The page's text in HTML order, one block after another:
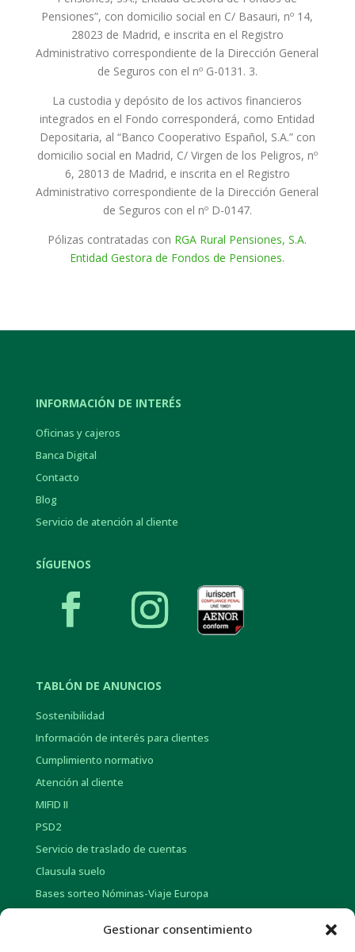
Gestionar consentimiento
Pensiones”, con domicilio social en C/ Basauri, nº 14,
28023 de Madrid, e inscrita en el Registro
Administrativo correspondiente de la Dirección General
de Seguros con el nº G-0131. 3.
La custodia y depósito de los activos financieros
integrados en el Fondo corresponderá, como Entidad
Depositaria, al “Banco Cooperativo Español, S.A.” con
domicilio social en Madrid, C/ Virgen de los Peligros, nº
6, 28013 de Madrid, e inscrita en el Registro
Administrativo correspondiente de la Dirección General
de Seguros con el nº D-0147.
Pólizas contratadas con RGA Rural Pensiones, S.A.
Entidad Gestora de Fondos de Pensiones.
INFORMACIÓN DE INTERÉS
Oficinas y cajeros
Banca Digital
Contacto
Blog
Servicio de atención al cliente
SÍGUENOS
TABLÓN DE ANUNCIOS
Sostenibilidad
Información de interés para clientes
Cumplimiento normativo
Atención al cliente
MIFID II
PSD2
Servicio de traslado de cuentas
Clausula suelo
Bases sorteo Nóminas-Viaje Europa